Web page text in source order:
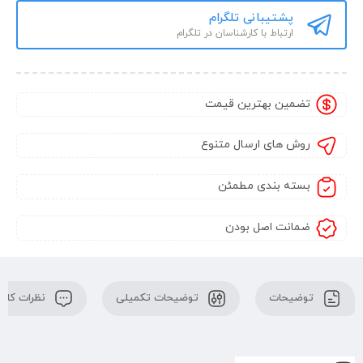
پشتیبانی تلگرام
ارتباط با کارشناسان در تلگرام
تضمین بهترین قیمت
روش های ارسال متنوع
بسته بندی مطمئن
ضمانت اصل بودن
توضیحات توضیحات تکمیلی نظرات